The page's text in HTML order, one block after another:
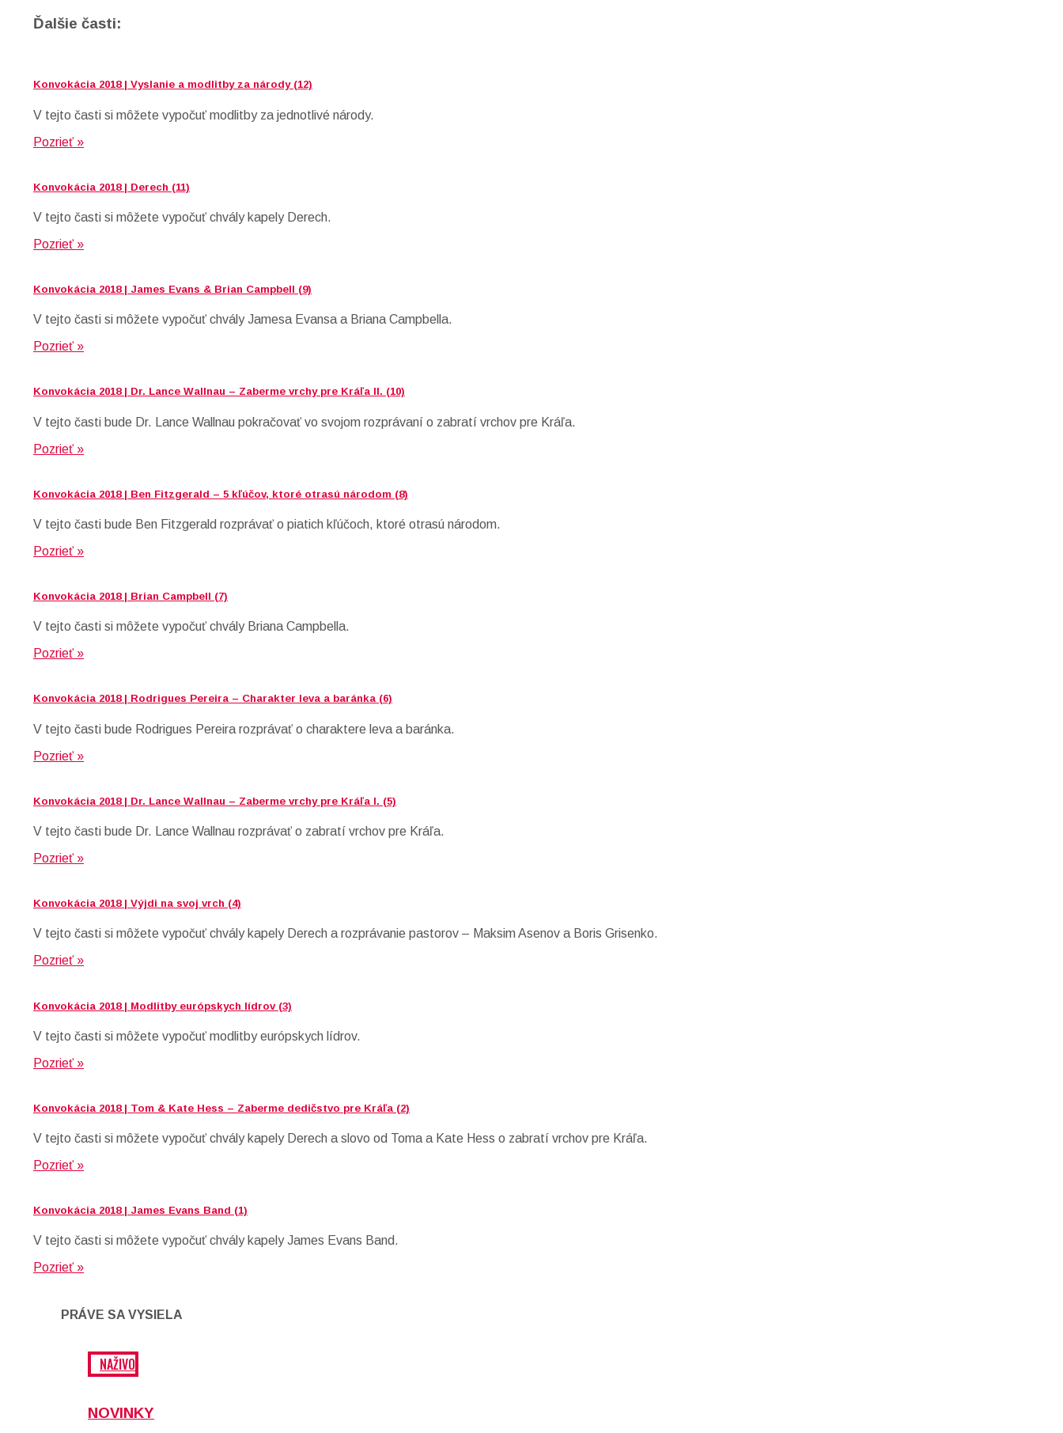
Ďalšie časti:
Konvokácia 2018 | Vyslanie a modlitby za národy (12)
V tejto časti si môžete vypočuť modlitby za jednotlivé národy.
Pozrieť »
Konvokácia 2018 | Derech (11)
V tejto časti si môžete vypočuť chvály kapely Derech.
Pozrieť »
Konvokácia 2018 | James Evans & Brian Campbell (9)
V tejto časti si môžete vypočuť chvály Jamesa Evansa a Briana Campbella.
Pozrieť »
Konvokácia 2018 | Dr. Lance Wallnau – Zaberme vrchy pre Kráľa II. (10)
V tejto časti bude Dr. Lance Wallnau pokračovať vo svojom rozprávaní o zabratí vrchov pre Kráľa.
Pozrieť »
Konvokácia 2018 | Ben Fitzgerald – 5 kľúčov, ktoré otrasú národom (8)
V tejto časti bude Ben Fitzgerald rozprávať o piatich kľúčoch, ktoré otrasú národom.
Pozrieť »
Konvokácia 2018 | Brian Campbell (7)
V tejto časti si môžete vypočuť chvály Briana Campbella.
Pozrieť »
Konvokácia 2018 | Rodrigues Pereira – Charakter leva a baránka (6)
V tejto časti bude Rodrigues Pereira rozprávať o charaktere leva a baránka.
Pozrieť »
Konvokácia 2018 | Dr. Lance Wallnau – Zaberme vrchy pre Kráľa I. (5)
V tejto časti bude Dr. Lance Wallnau rozprávať o zabratí vrchov pre Kráľa.
Pozrieť »
Konvokácia 2018 | Výjdi na svoj vrch (4)
V tejto časti si môžete vypočuť chvály kapely Derech a rozprávanie pastorov – Maksim Asenov a Boris Grisenko.
Pozrieť »
Konvokácia 2018 | Modlitby európskych lídrov (3)
V tejto časti si môžete vypočuť modlitby európskych lídrov.
Pozrieť »
Konvokácia 2018 | Tom & Kate Hess – Zaberme dedičstvo pre Kráľa (2)
V tejto časti si môžete vypočuť chvály kapely Derech a slovo od Toma a Kate Hess o zabratí vrchov pre Kráľa.
Pozrieť »
Konvokácia 2018 | James Evans Band (1)
V tejto časti si môžete vypočuť chvály kapely James Evans Band.
Pozrieť »
PRÁVE SA VYSIELA
NAŽIVO
NOVINKY